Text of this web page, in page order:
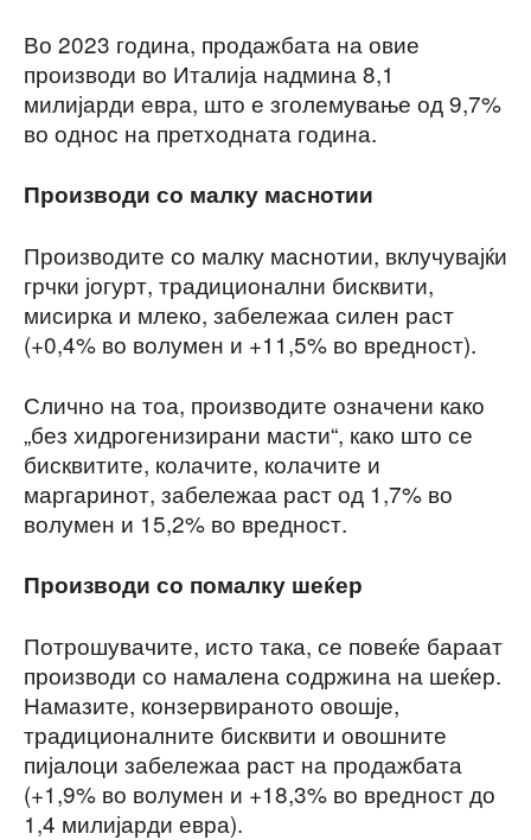
Во 2023 година, продажбата на овие
производи во Италија надмина 8,1
милијарди евра, што е зголемување од 9,7%
во однос на претходната година.
Производи со малку маснотии
Производите со малку маснотии, вклучувајќи
грчки јогурт, традиционални бисквити,
мисирка и млеко, забележаа силен раст
(+0,4% во волумен и +11,5% во вредност).
Слично на тоа, производите означени како
„без хидрогенизирани масти“, како што се
бисквитите, колачите, колачите и
маргаринот, забележаа раст од 1,7% во
волумен и 15,2% во вредност.
Производи со помалку шеќер
Потрошувачите, исто така, се повеќе бараат
производи со намалена содржина на шеќер.
Намазите, конзервираното овошје,
традиционалните бисквити и овошните
пијалоци забележаа раст на продажбата
(+1,9% во волумен и +18,3% во вредност до
1,4 милијарди евра).